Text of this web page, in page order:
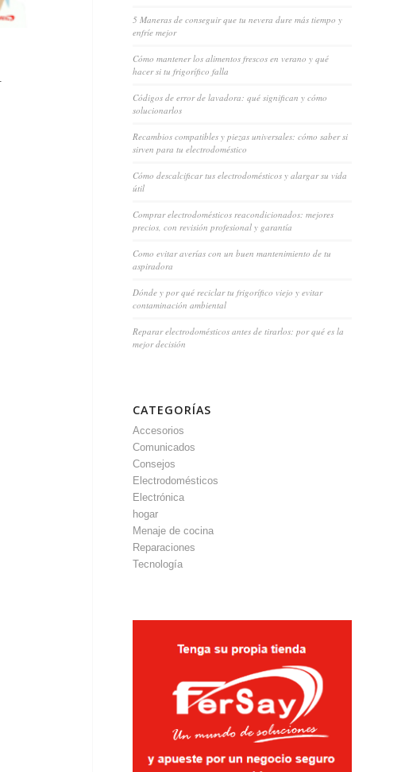
5 Maneras de conseguir que tu nevera dure más tiempo y
enfríe mejor
Cómo mantener los alimentos frescos en verano y qué
hacer si tu frigorífico falla
Códigos de error de lavadora: qué significan y cómo
solucionarlos
Recambios compatibles y piezas universales: cómo saber si
sirven para tu electrodoméstico
Cómo descalcificar tus electrodomésticos y alargar su vida
útil
Comprar electrodomésticos reacondicionados: mejores
precios, con revisión profesional y garantía
Como evitar averías con un buen mantenimiento de tu
aspiradora
Dónde y por qué reciclar tu frigorífico viejo y evitar
contaminación ambiental
Reparar electrodomésticos antes de tirarlos: por qué es la
mejor decisión
CATEGORÍAS
Accesorios
Comunicados
Consejos
Electrodomésticos
Electrónica
hogar
Menaje de cocina
Reparaciones
Tecnología